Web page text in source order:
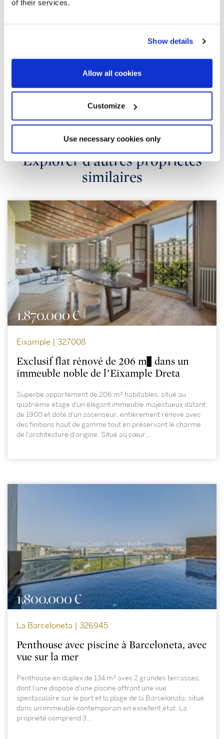
of their services.
Show details
Allow all cookies
Customize
Use necessary cookies only
Explorer d'autres propriétés
similaires
1.870.000 €
Eixample | 327008
Exclusif flat rénové de 206 m² dans un
immeuble noble de l’Eixample Dreta
Superbe appartement de 206 m² habitables, situé au
quatrième étage d'un élégant immeuble majestueux datant
de 1900 et doté d'un ascenseur, entièrement rénové avec
des finitions haut de gamme tout en préservant le charme
de l'architecture d'origine. Situé au cœur...
1.800.000 €
La Barceloneta | 326945
Penthouse avec piscine à Barceloneta, avec
vue sur la mer
Penthouse en duplex de 134 m² avec 2 grandes terrasses,
dont l'une dispose d'une piscine offrant une vue
spectaculaire sur le port et la plage de la Barcelonata, situé
dans un immeuble contemporain en excellent état. La
propriété comprend 3...